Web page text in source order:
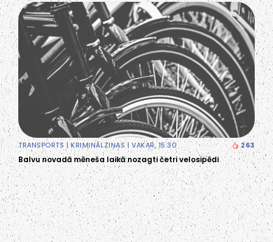
TRANSPORTS |KRIMINĀLZIŅAS| VAKAR, 15:30 263
Balvu novadā mēneša laikā nozagti četri velosipēdi